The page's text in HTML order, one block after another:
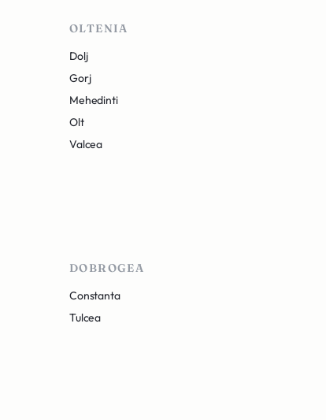
OLTENIA
Dolj
Gorj
Mehedinti
Olt
Valcea
DOBROGEA
Constanta
Tulcea